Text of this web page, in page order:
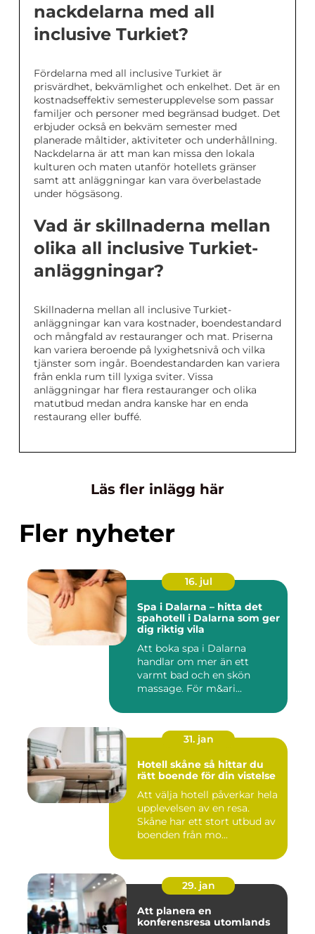
nackdelarna med all
inclusive Turkiet?
Fördelarna med all inclusive Turkiet är
prisvärdhet, bekvämlighet och enkelhet. Det är en
kostnadseffektiv semesterupplevelse som passar
familjer och personer med begränsad budget. Det
erbjuder också en bekväm semester med
planerade måltider, aktiviteter och underhållning.
Nackdelarna är att man kan missa den lokala
kulturen och maten utanför hotellets gränser
samt att anläggningar kan vara överbelastade
under högsäsong.
Vad är skillnaderna mellan
olika all inclusive Turkiet-
anläggningar?
Skillnaderna mellan all inclusive Turkiet-
anläggningar kan vara kostnader, boendestandard
och mångfald av restauranger och mat. Priserna
kan variera beroende på lyxighetsnivå och vilka
tjänster som ingår. Boendestandarden kan variera
från enkla rum till lyxiga sviter. Vissa
anläggningar har flera restauranger och olika
matutbud medan andra kanske har en enda
restaurang eller buffé.
Läs fler inlägg här
Fler nyheter
16. jul
Spa i Dalarna – hitta det
spahotell i Dalarna som ger
dig riktig vila
Att boka spa i Dalarna
handlar om mer än ett
varmt bad och en skön
massage. För m&ari...
31. jan
Hotell skåne så hittar du
rätt boende för din vistelse
Att välja hotell påverkar hela
upplevelsen av en resa.
Skåne har ett stort utbud av
boenden från mo...
29. jan
Att planera en
konferensresa utomlands